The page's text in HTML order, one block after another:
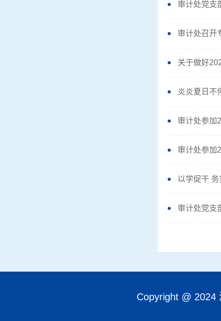
审计处党支
审计处召开
关于做好
炎炎夏日不
审计处参加
审计处参加
以学促干
审计处党支
Copyright @ 2024